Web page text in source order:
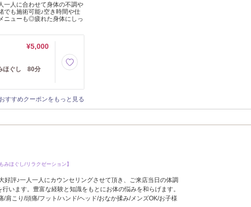
一人に合わせて身体の不調や
でも施術可能♪空き時間や仕
ニューも◎疲れた身体にしっ
¥5,000
ほぐし 80分
おすすめクーポンをもっと見る
みほぐし/リラクゼーション】
好評♪一人一人にカウンセリングさせて頂き、ご来店当日の体調
行います。豊富な経験と知識をもとにお体の悩みを和らげます。
/肩こり/頭痛/フット/ハンド/ヘッド/おなか揉み/メンズOK/お子様